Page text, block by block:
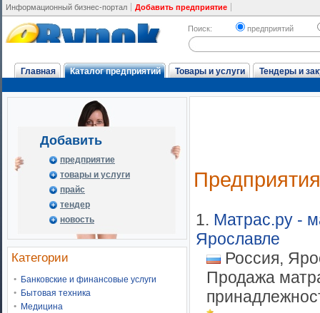
Информационный бизнес-портал Добавить предприятие
Поиск: предприятий
Главная Каталог предприятий Товары и услуги Тендеры и
Добавить
предприятие
товары и услуги
прайс
тендер
новость
Категории
Банковские и финансовые услуги
Бытовая техника
Медицина
Предприятия
1. Матрас.ру -
Ярославле
Россия,
Продажа